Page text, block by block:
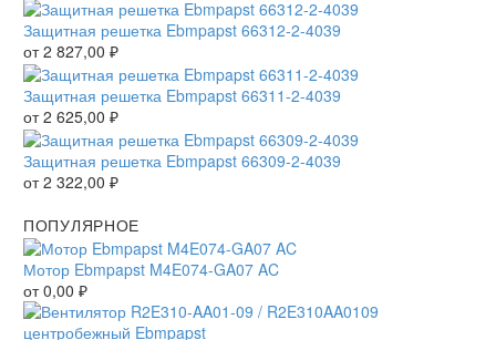
Защитная решетка Ebmpapst 66312-2-4039
от2 827,00 ₽
Защитная решетка Ebmpapst 66311-2-4039
от2 625,00 ₽
Защитная решетка Ebmpapst 66309-2-4039
от2 322,00 ₽
ПОПУЛЯРНОЕ
Мотор Ebmpapst M4E074-GA07 AC
от0,00 ₽